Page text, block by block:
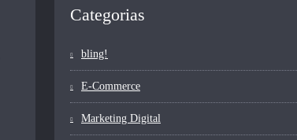
Categorias
bling!
E-Commerce
Marketing Digital